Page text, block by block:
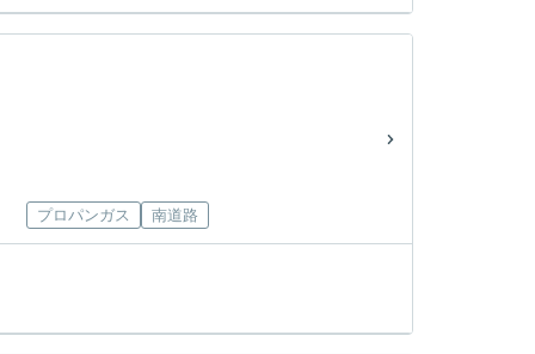
プロパンガス 南道路